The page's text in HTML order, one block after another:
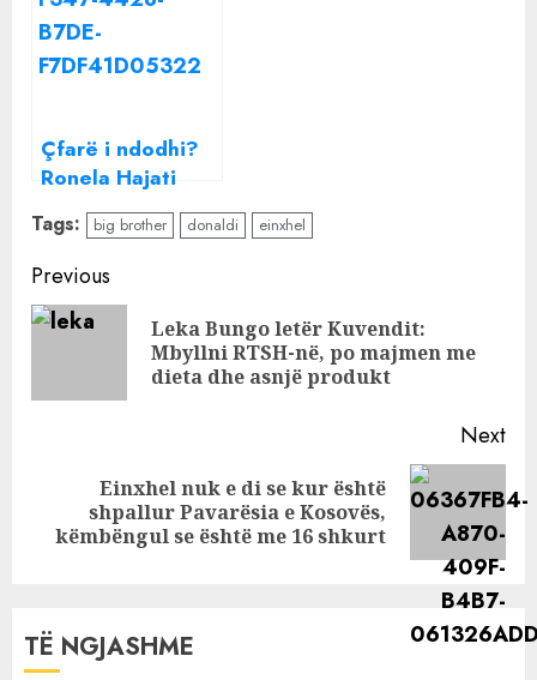
vërtetën e sherrit
me Donaldin dhe
i lë të gjithë pa
Çfarë i ndodhi?
Ronela Hajati
shfaqet në
gjendje të
rënduar
emocionale:
Njerëzit janë…
Tags: big brother donaldi einxhel
Continue
Reading
Previous
Leka Bungo letër Kuvendit:
Mbyllni RTSH-në, po majmen me
dieta dhe asnjë produkt
Next
post:
Einxhel nuk e di se kur është
shpallur Pavarësia e Kosovës,
këmbëngul se është me 16 shkurt
TË NGJASHME